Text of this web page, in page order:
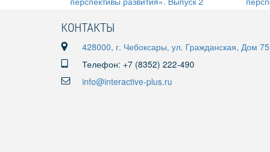
КОНТАКТЫ
428000, г. Чебоксары, ул. Гражданская, Дом 75
Телефон: +7 (8352) 222-490
info@interactive-plus.ru